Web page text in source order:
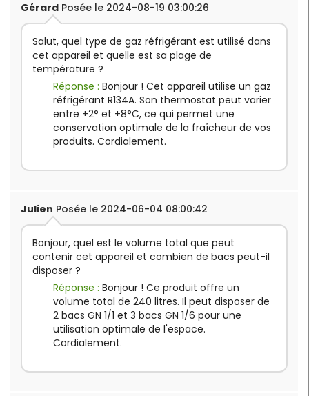
Gérard Posée le 2024-08-19 03:00:26
Salut, quel type de gaz réfrigérant est utilisé dans
cet appareil et quelle est sa plage de
température ?
Réponse : Bonjour ! Cet appareil utilise un gaz
réfrigérant R134A. Son thermostat peut varier
entre +2° et +8°C, ce qui permet une
conservation optimale de la fraîcheur de vos
produits. Cordialement.
Julien Posée le 2024-06-04 08:00:42
Bonjour, quel est le volume total que peut
contenir cet appareil et combien de bacs peut-il
disposer ?
Réponse : Bonjour ! Ce produit offre un
volume total de 240 litres. Il peut disposer de
2 bacs GN 1/1 et 3 bacs GN 1/6 pour une
utilisation optimale de l'espace.
Cordialement.